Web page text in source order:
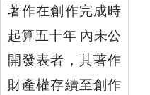
著作在創作完成時
起算五十年 內未公
開發表者，其著作
財產權存續至創作